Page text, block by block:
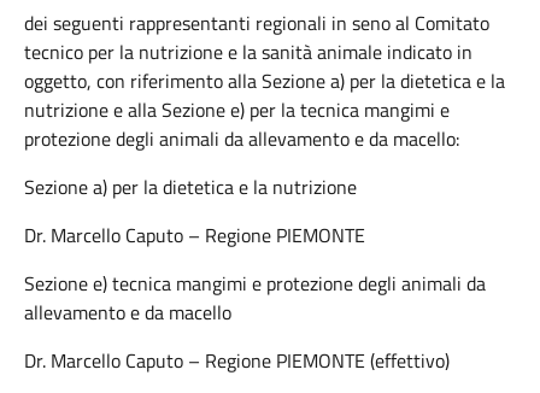
dei seguenti rappresentanti regionali in seno al Comitato
tecnico per la nutrizione e la sanità animale indicato in
oggetto, con riferimento alla Sezione a) per la dietetica e la
nutrizione e alla Sezione e) per la tecnica mangimi e
protezione degli animali da allevamento e da macello:
Sezione a) per la dietetica e la nutrizione
Dr. Marcello Caputo – Regione PIEMONTE
Sezione e) tecnica mangimi e protezione degli animali da
allevamento e da macello
Dr. Marcello Caputo – Regione PIEMONTE (effettivo)